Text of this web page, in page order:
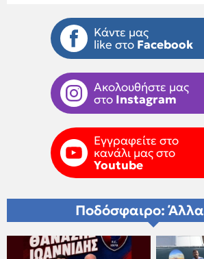
Κάντε μας
like στο Facebook
Ακολουθήστε μας
στο Instagram
Εγγραφείτε στο
κανάλι μας στο
Youtube
Ποδόσφαιρο: